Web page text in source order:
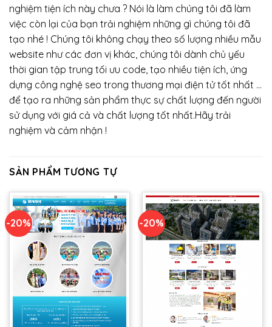
nghiệm tiện ích này chưa ? Nói là làm chúng tôi đã làm
việc còn lại của bạn trải nghiệm những gì chúng tôi đã
tạo nhé ! Chúng tôi không chạy theo số lượng nhiều mẫu
website như các đơn vị khác, chúng tôi dành chủ yếu
thời gian tập trung tối ưu code, tạo nhiều tiện ích, ứng
dựng công nghệ seo trong thương mại điện tử tốt nhất …
để tạo ra những sản phẩm thực sự chất lượng đến người
sử dụng với giá cả và chất lượng tốt nhất.Hãy trải
nghiệm và cảm nhận !
SẢN PHẨM TƯƠNG TỰ
-20% -20%